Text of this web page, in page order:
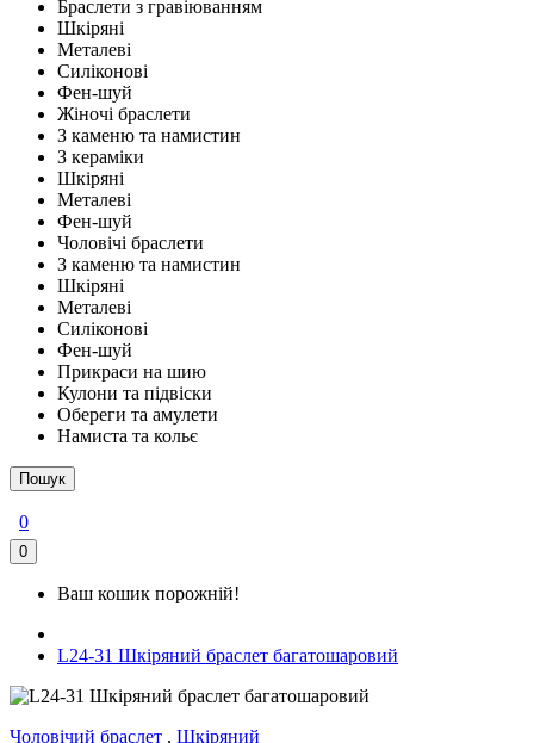
Браслети з гравіюванням
Шкіряні
Металеві
Силіконові
Фен-шуй
Жіночі браслети
З каменю та намистин
З кераміки
Шкіряні
Металеві
Фен-шуй
Чоловічі браслети
З каменю та намистин
Шкіряні
Металеві
Силіконові
Фен-шуй
Прикраси на шию
Кулони та підвіски
Обереги та амулети
Намиста та кольє
Пошук
0
0
Ваш кошик порожній!
L24-31 Шкіряний браслет багатошаровий
Чоловічий браслет , Шкіряний